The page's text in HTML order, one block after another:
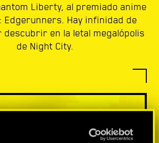
Liberty, al premiado anime
Edgerunners. Hay infinidad de
en la letal megalópolis
de Night City.